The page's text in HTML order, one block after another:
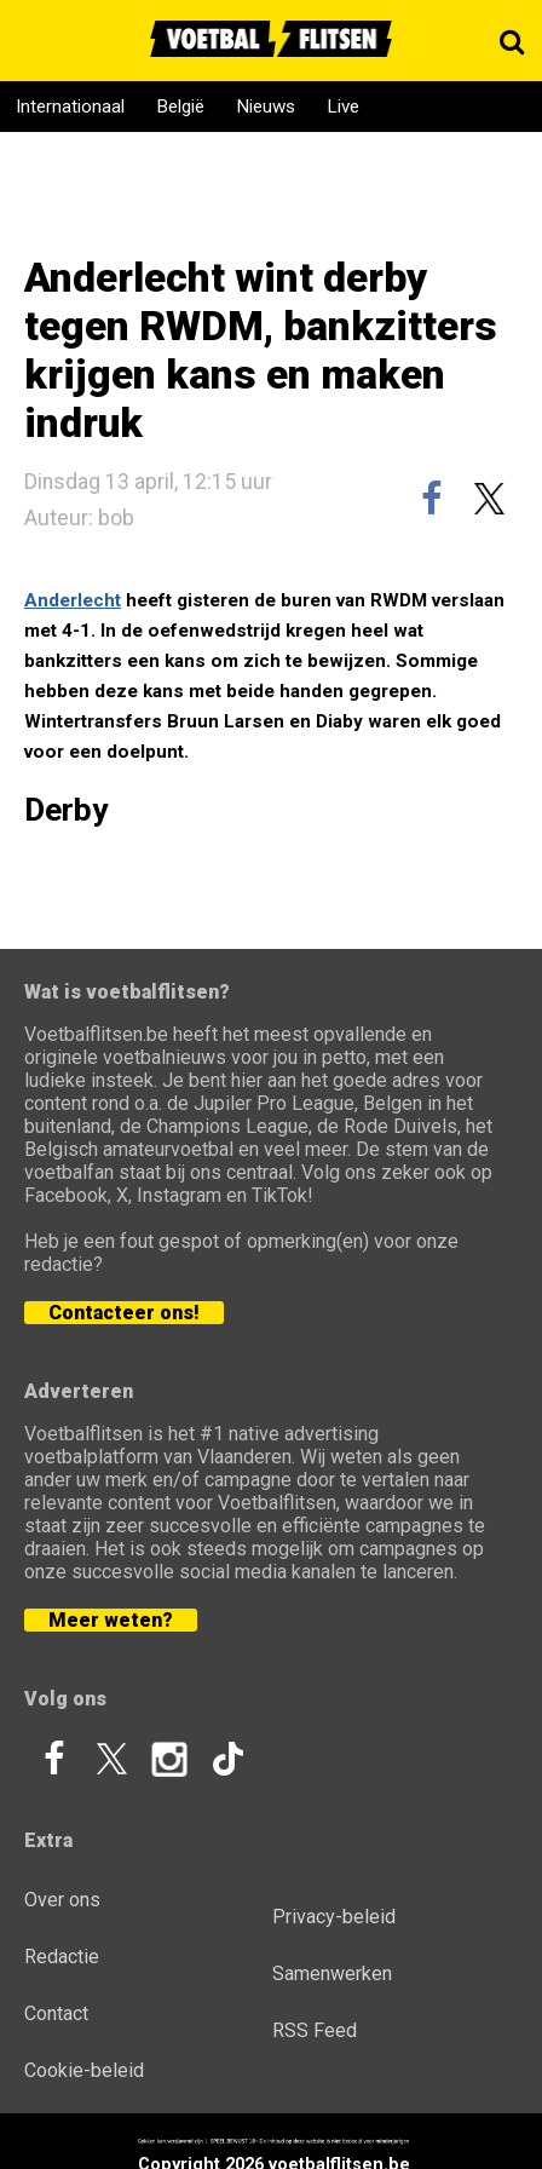
Internationaal België Nieuws Live
Anderlecht wint derby
tegen RWDM, bankzitters
krijgen kans en maken
indruk
Dinsdag 13 april, 12:15 uur
Auteur: bob
Anderlecht heeft gisteren de buren van RWDM verslaan
met 4-1. In de oefenwedstrijd kregen heel wat
bankzitters een kans om zich te bewijzen. Sommige
hebben deze kans met beide handen gegrepen.
Wintertransfers Bruun Larsen en Diaby waren elk goed
voor een doelpunt.
Derby
Wat is voetbalflitsen?
Voetbalflitsen.be heeft het meest opvallende en
originele voetbalnieuws voor jou in petto, met een
ludieke insteek. Je bent hier aan het goede adres voor
content rond o.a. de Jupiler Pro League, Belgen in het
buitenland, de Champions League, de Rode Duivels, het
Belgisch amateurvoetbal en veel meer. De stem van de
voetbalfan staat bij ons centraal. Volg ons zeker ook op
Facebook, X, Instagram en TikTok!
Heb je een fout gespot of opmerking(en) voor onze
redactie?
Contacteer ons!
Adverteren
Voetbalflitsen is het #1 native advertising
voetbalplatform van Vlaanderen. Wij weten als geen
ander uw merk en/of campagne door te vertalen naar
relevante content voor Voetbalflitsen, waardoor we in
staat zijn zeer succesvolle en efficiënte campagnes te
draaien. Het is ook steeds mogelijk om campagnes op
onze succesvolle social media kanalen te lanceren.
Meer weten?
Volg ons
Extra
Over ons
Redactie
Contact
Cookie-beleid
Privacy-beleid
Samenwerken
RSS Feed
Copyright 2026 voetbalflitsen.be